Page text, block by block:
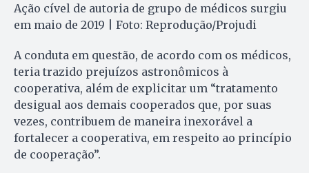
Ação cível de autoria de grupo de médicos surgiu
em maio de 2019 | Foto: Reprodução/Projudi
A conduta em questão, de acordo com os médicos,
teria trazido prejuízos astronômicos à
cooperativa, além de explicitar um “tratamento
desigual aos demais cooperados que, por suas
vezes, contribuem de maneira inexorável a
fortalecer a cooperativa, em respeito ao princípio
de cooperação”.